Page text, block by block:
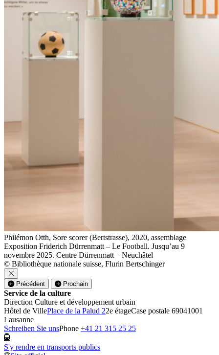
Philémon Otth, Sore scorer (Bertstrasse), 2020, assemblage
Exposition Friderich Dürrenmatt – Le Football. Jusqu’au 9
novembre 2025. Centre Dürrenmatt – Neuchâtel
© Bibliothèque nationale suisse, Flurin Bertschinger
Précédent Prochain
Service de la culture
Direction Culture et développement urbain
Hôtel de VillePlace de la Palud 22e étageCase postale 69041001
Lausanne
Schreiben Sie unsPhone +41 21 315 25 25
S'y rendre en transports publics